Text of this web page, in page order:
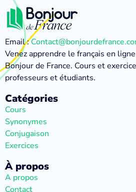
Email :
Venez apprendre le français en
Bonjour de France. Cours et
professeurs et étudiants.
Catégories
Cours
Synonymes
Conjugaison
Exercices
À propos
A propos
Contact